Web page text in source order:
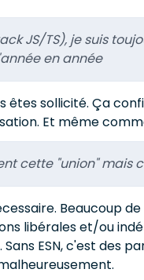
JS/TS), je suis
en année
êtes sollicité. Ça
Et même
cette "union" mais
Beaucoup
libérales et/ou
ESN, c'est des